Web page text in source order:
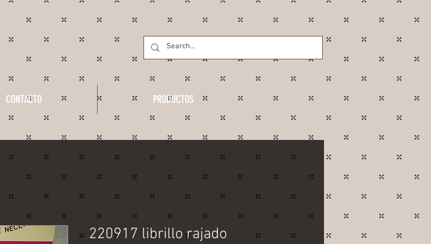
CONTACTO PRODUCTOS
220917 librillo rajado